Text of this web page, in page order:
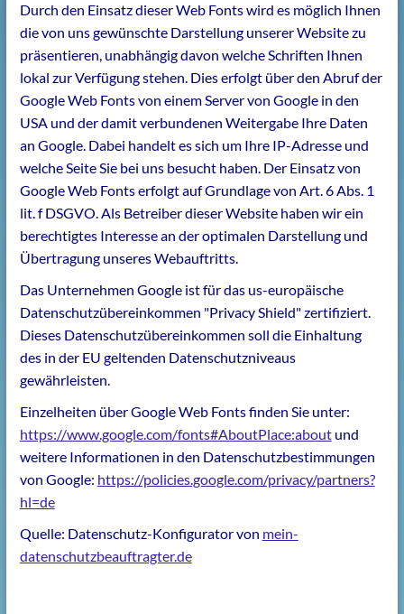
Durch den Einsatz dieser Web Fonts wird es möglich Ihnen
die von uns gewünschte Darstellung unserer Website zu
präsentieren, unabhängig davon welche Schriften Ihnen
lokal zur Verfügung stehen. Dies erfolgt über den Abruf der
Google Web Fonts von einem Server von Google in den
USA und der damit verbundenen Weitergabe Ihre Daten
an Google. Dabei handelt es sich um Ihre IP-Adresse und
welche Seite Sie bei uns besucht haben. Der Einsatz von
Google Web Fonts erfolgt auf Grundlage von Art. 6 Abs. 1
lit. f DSGVO. Als Betreiber dieser Website haben wir ein
berechtigtes Interesse an der optimalen Darstellung und
Übertragung unseres Webauftritts.
Das Unternehmen Google ist für das us-europäische
Datenschutzübereinkommen "Privacy Shield" zertifiziert.
Dieses Datenschutzübereinkommen soll die Einhaltung
des in der EU geltenden Datenschutzniveaus
gewährleisten.
Einzelheiten über Google Web Fonts finden Sie unter:
https://www.google.com/fonts#AboutPlace:aboutund
weitere Informationen in den Datenschutzbestimmungen
von Google: https://policies.google.com/privacy/partners?
hl=de
Quelle: Datenschutz-Konfigurator von mein-
datenschutzbeauftragter.de